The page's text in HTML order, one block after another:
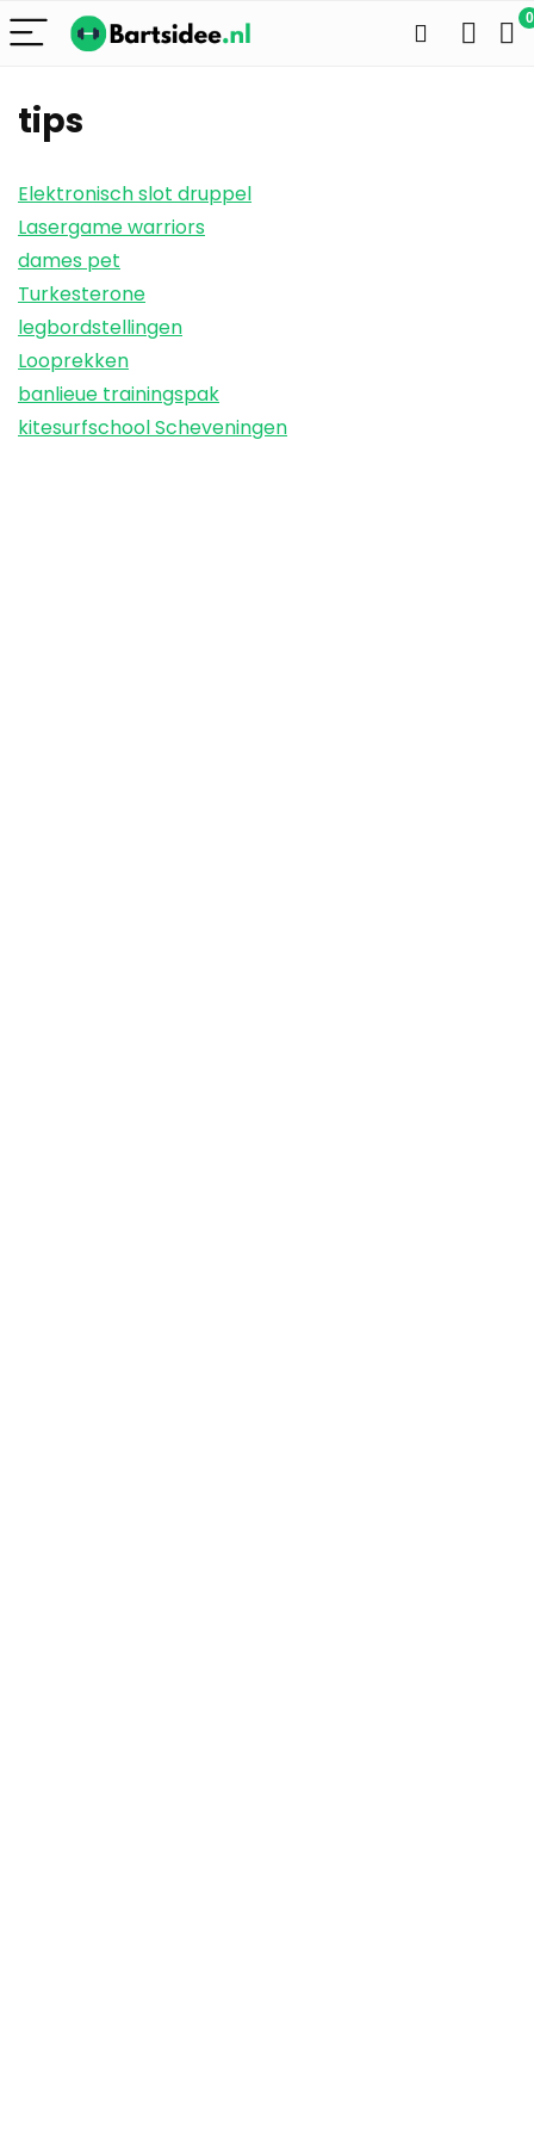
0
tips
Elektronisch slot druppel
Lasergame warriors
dames pet
Turkesterone
legbordstellingen
Looprekken
banlieue trainingspak
kitesurfschool Scheveningen